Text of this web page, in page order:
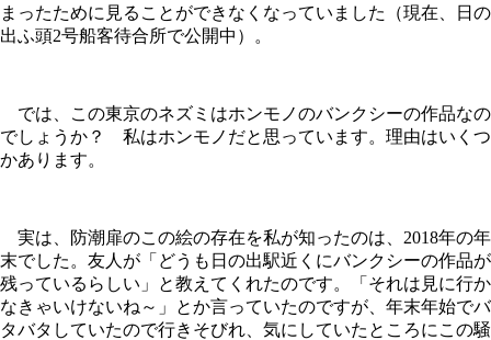
まったために見ることができなくなっていました（現在、日の
出ふ頭2号船客待合所で公開中）。
では、この東京のネズミはホンモノのバンクシーの作品なの
でしょうか？ 私はホンモノだと思っています。理由はいくつ
かあります。
実は、防潮扉のこの絵の存在を私が知ったのは、2018年の年
末でした。友人が「どうも日の出駅近くにバンクシーの作品が
残っているらしい」と教えてくれたのです。「それは見に行か
なきゃいけないね～」とか言っていたのですが、年末年始でバ
タバタしていたので行きそびれ、気にしていたところにこの騒